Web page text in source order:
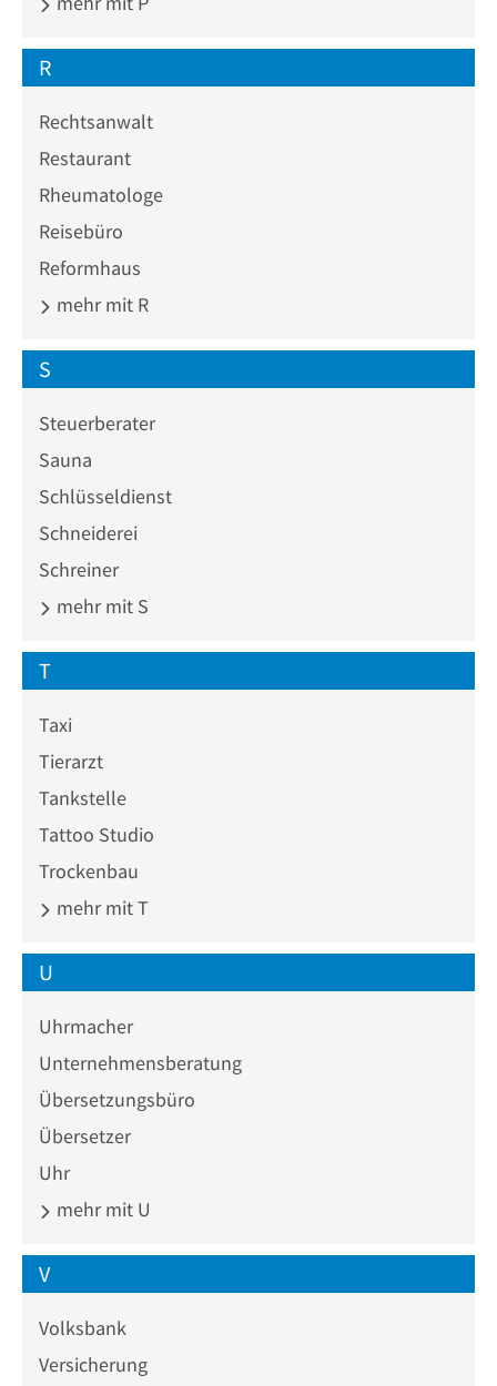
R
Rechtsanwalt
Restaurant
Rheumatologe
Reisebüro
Reformhaus
mehr mit R
S
Steuerberater
Sauna
Schlüsseldienst
Schneiderei
Schreiner
mehr mit S
T
Taxi
Tierarzt
Tankstelle
Tattoo Studio
Trockenbau
mehr mit T
U
Uhrmacher
Unternehmensberatung
Übersetzungsbüro
Übersetzer
Uhr
mehr mit U
V
Volksbank
Versicherung